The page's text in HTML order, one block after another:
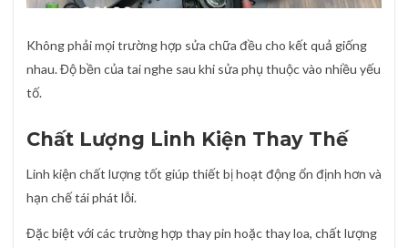
Không phải mọi trường hợp sửa chữa đều cho kết quả giống
nhau. Độ bền của tai nghe sau khi sửa phụ thuộc vào nhiều yếu
tố.
Chất Lượng Linh Kiện Thay Thế
Linh kiện chất lượng tốt giúp thiết bị hoạt động ổn định hơn và
hạn chế tái phát lỗi.
Đặc biệt với các trường hợp thay pin hoặc thay loa, chất lượng